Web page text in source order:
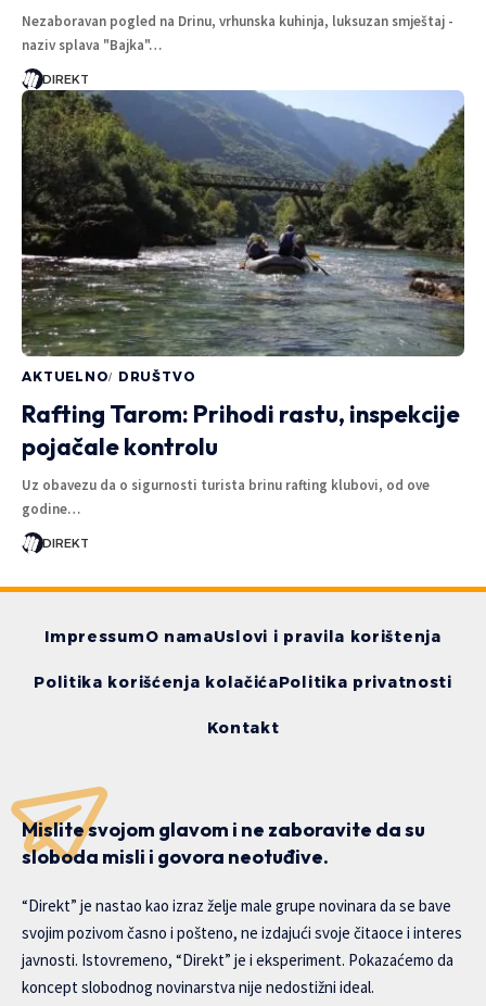
Nezaboravan pogled na Drinu, vrhunska kuhinja, luksuzan smještaj -
naziv splava "Bajka"…
DIREKT
AKTUELNO DRUŠTVO
Rafting Tarom: Prihodi rastu, inspekcije
pojačale kontrolu
Uz obavezu da o sigurnosti turista brinu rafting klubovi, od ove
godine…
DIREKT
ImpressumO namaUslovi i pravila korištenja
Politika korišćenja kolačićaPolitika privatnosti
Kontakt
Mislite svojom glavom i ne zaboravite da su
sloboda misli i govora neotuđive.
“Direkt” je nastao kao izraz želje male grupe novinara da se bave
svojim pozivom časno i pošteno, ne izdajući svoje čitaoce i interes
javnosti. Istovremeno, “Direkt” je i eksperiment. Pokazaćemo da
koncept slobodnog novinarstva nije nedostižni ideal.